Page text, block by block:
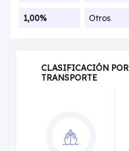
1,00% Otros
CLASIFICACIÓN
TRANSPORTE